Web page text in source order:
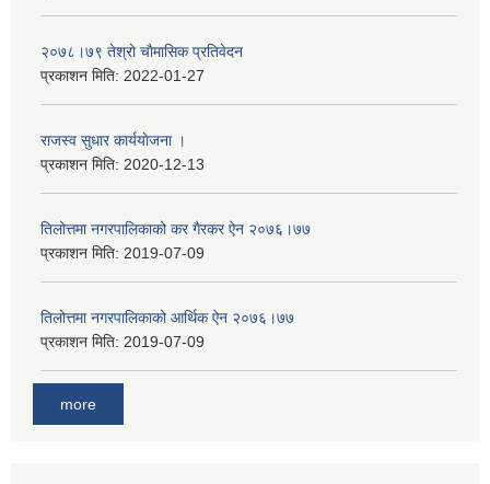
२०७८।७९ तेश्राे चाैमासिक प्रतिवेदन
प्रकाशन मिति: 2022-01-27
राजस्व सुधार कार्ययाेजना ।
प्रकाशन मिति: 2020-12-13
तिलोत्तमा नगरपालिकाको कर गैरकर ऐन २०७६।७७
प्रकाशन मिति: 2019-07-09
तिलोत्तमा नगरपालिकाको आर्थिक ऐन २०७६।७७
प्रकाशन मिति: 2019-07-09
more